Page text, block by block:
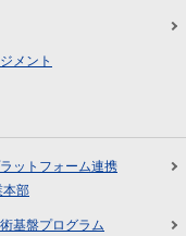
メント
ットフォーム連携
本部
基盤プログラム